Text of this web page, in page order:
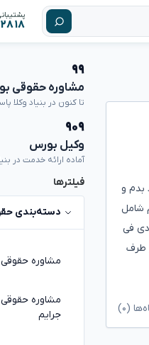
۴۲۸۱۸ -
کنه و در صورت سود ۲۰% بهش سود بدم و
شامل
فی
طرف
(۰)
۹۹
مشاوره حقوقی
تا کنون در بنیاد وکلا
۹۰۹
وکیل بورس
آماده ارائه خدمت در
فیلترها
دسته‌بندی
مشاوره حقوقی
مشاوره
جرایم